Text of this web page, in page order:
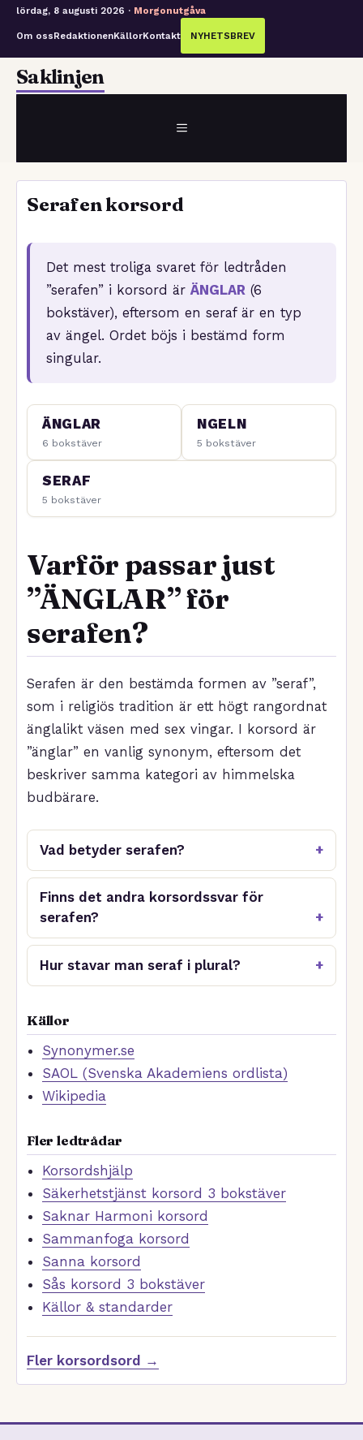
lördag, 8 augusti 2026 · Morgonutgåva
Om ossRedaktionenKällorKontakt NYHETSBREV
Hoppa
Saklinjen
MENY
Serafen korsord
Det mest troliga svaret för ledtråden
”serafen” i korsord är ÄNGLAR (6
bokstäver), eftersom en seraf är en typ
av ängel. Ordet böjs i bestämd form
singular.
ÄNGLAR
6 bokstäver
NGELN
5 bokstäver
SERAF
5 bokstäver
Varför passar just
”ÄNGLAR” för
serafen?
Serafen är den bestämda formen av ”seraf”,
som i religiös tradition är ett högt rangordnat
änglalikt väsen med sex vingar. I korsord är
”änglar” en vanlig synonym, eftersom det
beskriver samma kategori av himmelska
budbärare.
Vad betyder serafen?
Finns det andra korsordssvar för
serafen?
Hur stavar man seraf i plural?
Källor
Synonymer.se
SAOL (Svenska Akademiens ordlista)
Wikipedia
Fler ledtrådar
Korsordshjälp
Säkerhetstjänst korsord 3 bokstäver
Saknar Harmoni korsord
Sammanfoga korsord
Sanna korsord
Sås korsord 3 bokstäver
Källor & standarder
Fler korsordsord →